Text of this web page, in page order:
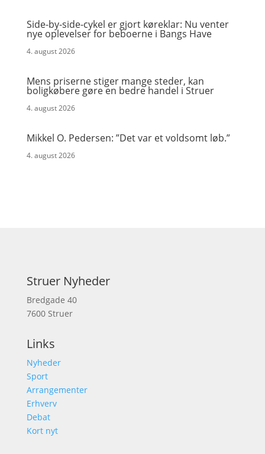
Side-by-side-cykel er gjort køreklar: Nu venter
nye oplevelser for beboerne i Bangs Have
4. august 2026
Mens priserne stiger mange steder, kan
boligkøbere gøre en bedre handel i Struer
4. august 2026
Mikkel O. Pedersen: ”Det var et voldsomt løb.”
4. august 2026
Struer Nyheder
Bredgade 40
7600 Struer
Links
Nyheder
Sport
Arrangementer
Erhverv
Debat
Kort nyt